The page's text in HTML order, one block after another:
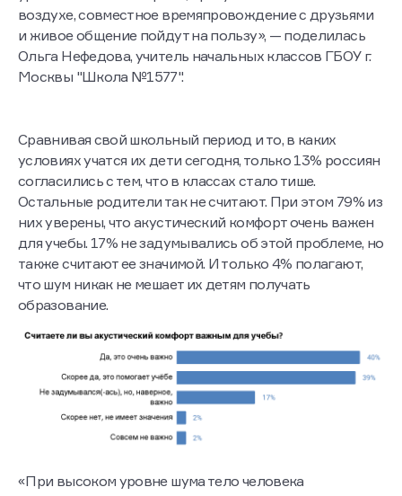
уроков. Занятия спортом, прогулки на свежем
воздухе, совместное времяпровождение с друзьями
и живое общение пойдут на пользу», — поделилась
Ольга Нефедова, учитель начальных классов ГБОУ г.
Сравнивая свой школьный период и то, в каких
условиях учатся их дети сегодня, только 13% россиян
согласились с тем, что в классах стало тише.
Остальные родители так не считают. При этом 79% из
них уверены, что акустический комфорт очень важен
для учебы. 17% не задумывались об этой проблеме, но
также считают ее значимой. И только 4% полагают,
что шум никак не мешает их детям получать
образование.